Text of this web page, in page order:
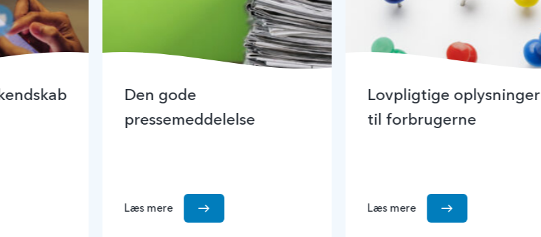
Den gode
pressemeddelelse
Læs mere
Lovpligtige oplysninger
til forbrugerne
Læs mere